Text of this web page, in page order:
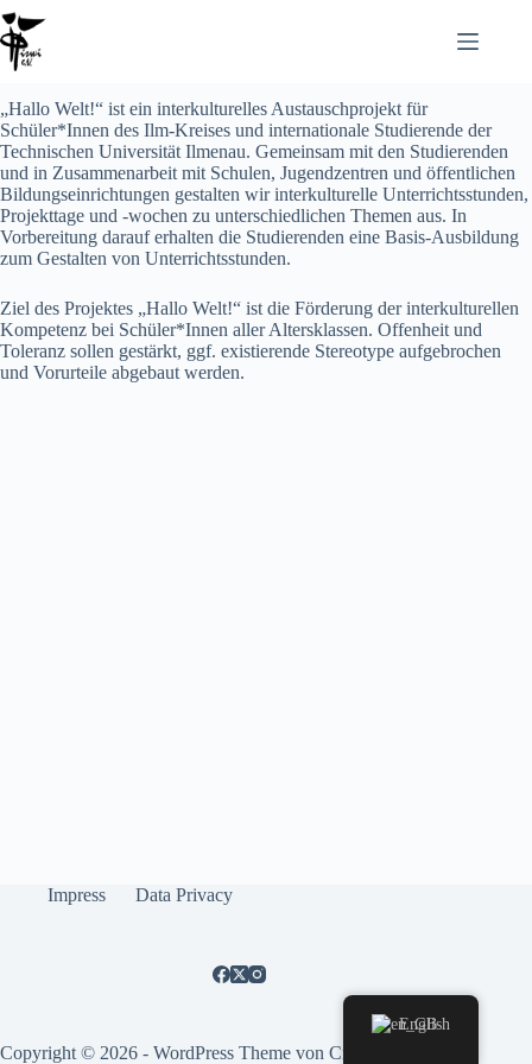
„Hallo Welt!“ ist ein interkulturelles Austauschprojekt für
Schüler*Innen des Ilm-Kreises und internationale Studierende der
Technischen Universität Ilmenau. Gemeinsam mit den Studierenden
und in Zusammenarbeit mit Schulen, Jugendzentren und öffentlichen
Bildungseinrichtungen gestalten wir interkulturelle Unterrichtsstunden,
Projekttage und -wochen zu unterschiedlichen Themen aus. In
Vorbereitung darauf erhalten die Studierenden eine Basis-Ausbildung
zum Gestalten von Unterrichtsstunden.
Ziel des Projektes „Hallo Welt!“ ist die Förderung der interkulturellen
Kompetenz bei Schüler*Innen aller Altersklassen. Offenheit und
Toleranz sollen gestärkt, ggf. existierende Stereotype aufgebrochen
und Vorurteile abgebaut werden.
Impress Data Privacy
Copyright © 2026 - WordPress Theme von CreativeThemes
English